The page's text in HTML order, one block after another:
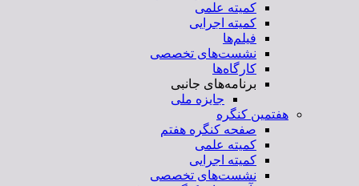
کمیته علمی
کمیته اجرایی
فیلم‌ها
نشست‌های تخصصی
کارگاه‌ها
برنامه‌های جانبی
جایزه ملی
هفتمین کنگره
صفحه کنگره هفتم
کمیته علمی
کمیته اجرایی
نشست‌های تخصصی